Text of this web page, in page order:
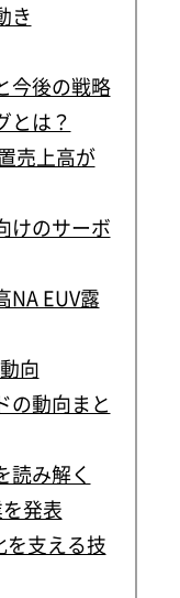
き
今後の戦略
とは？
売上高が
けのサーボ
NA EUV露
向
の動向まと
読み解く
発表
を支える技